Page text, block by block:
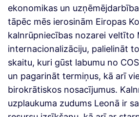
ekonomikas un
tāpēc mēs ierosinām Eiropas
kalnrūpniecības nozarei veltīto
internacionalizāciju, palielināt
skaitu, kuri gūst labumu no
un pagarināt termiņus, kā arī
birokrātiskos nosacījumus.
uzplaukuma zudums Leonā ir